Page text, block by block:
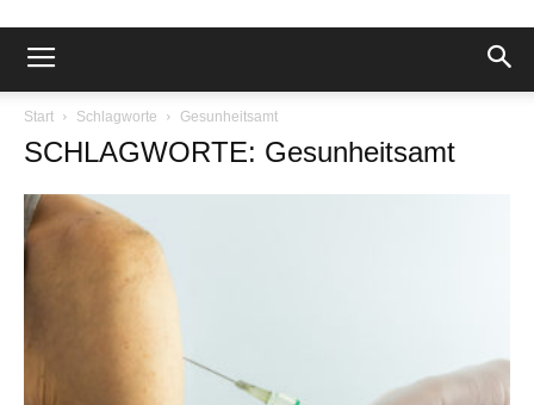
Start Schlagworte Gesunheitsamt
SCHLAGWORTE: Gesunheitsamt